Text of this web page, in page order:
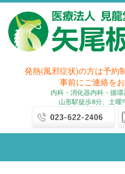
発熱(風邪症状)の方は予約
事前にご連絡をお
内科・消化器内科・循
山形駅徒歩8分、土曜